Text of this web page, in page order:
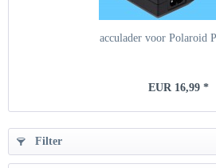
acculader voor Polaroid
EUR 16,99 *
Filter